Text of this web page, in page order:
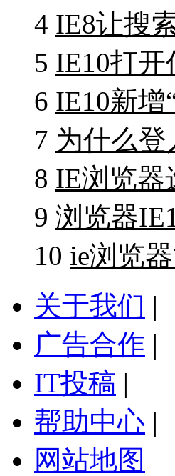
4 IE8让搜
5 IE10打
6 IE10新增
7 为什么
8 IE浏览器
9 浏览器
10 ie浏览
关于我们 |
广告合作 |
IT投稿 |
帮助中心 |
网站地图